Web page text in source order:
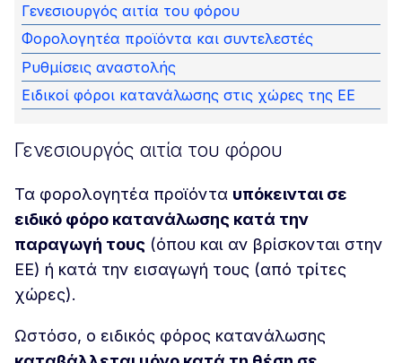
Γενεσιουργός αιτία του φόρου
Φορολογητέα προϊόντα και συντελεστές
Ρυθμίσεις αναστολής
Ειδικοί φόροι κατανάλωσης στις χώρες της ΕΕ
Γενεσιουργός αιτία του φόρου
Τα φορολογητέα προϊόντα υπόκεινται σε
ειδικό φόρο κατανάλωσης κατά την
παραγωγή τους (όπου και αν βρίσκονται στην
ΕΕ) ή κατά την εισαγωγή τους (από τρίτες
χώρες).
Ωστόσο, ο ειδικός φόρος κατανάλωσης